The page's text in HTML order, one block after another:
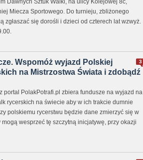
Dawnych Sztuk Walki, na ulicy Kolejowej 8c,
Miecza Sportowego. Do turnieju, zbliżonego
zgłaszać się dorośli i dzieci od czterech lat wzwyż.
3
Wspomóż wyjazd Polskiej
na Mistrzostwa Świata i zdobądź
portal PolakPotrafi.pl zbiera fundusze na wyjazd na
rycerskich na świecie aby w ich trakcie dumnie
polskiemu rycerstwu będzie dane zmierzyć się w
wesprzeć tę szczytną inicjatywę, przy okazji